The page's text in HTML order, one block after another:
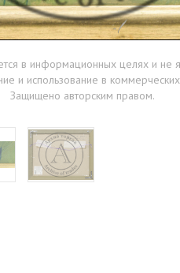
в информационных целях и не
и использование в
Защищено авторским правом.